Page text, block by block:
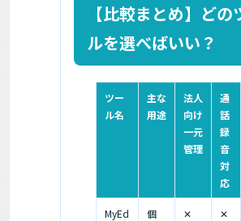
【比較まとめ】どの
ルを選べばいい？
ツー
ル名
主な
用途
法人
向け
一元
管理
通
話
録
音
対
応
MyEd
個
✕ ✕